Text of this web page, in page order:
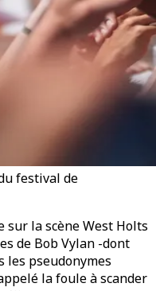
festival de
sur la scène West Holts
de Bob Vylan -dont
les pseudonymes
la foule à scander